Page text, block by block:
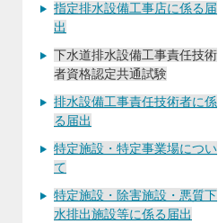
指定排水設備工事店に係る届
出
下水道排水設備工事責任技術
者資格認定共通試験
排水設備工事責任技術者に係
る届出
特定施設・特定事業場につい
て
特定施設・除害施設・悪質下
水排出施設等に係る届出